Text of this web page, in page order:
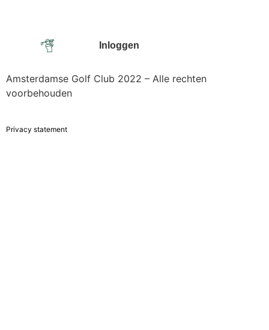
Inloggen
Amsterdamse Golf Club 2022 – Alle rechten
voorbehouden
Privacy statement